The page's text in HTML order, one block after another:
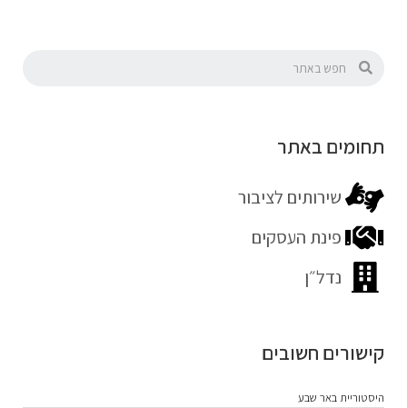
תחומים באתר
שירותים לציבור
פינת העסקים
נדל״ן
קישורים חשובים
היסטוריית באר שבע